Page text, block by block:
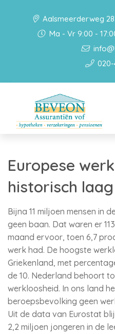
Aalsmeerderweg
Ma - Vr 9:00 -
Europese
historisch laag
Bijna 11 miljoen mensen in
geen baan. Dat waren er
maand ervoor, toen 6,7
werk had. De hoogste
Griekenland, met
de 10. Nederland behoort
werkloosheid. In ons land
beroepsbevolking geen
Uit de data van Eurostat
2,2 miljoen jongeren in de